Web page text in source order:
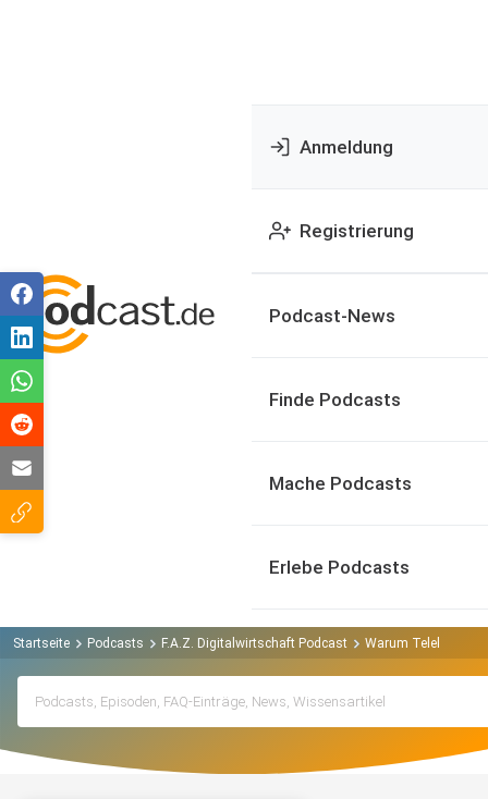
Anmeldung
Registrierung
Podcast-News
Finde Podcasts
Mache Podcasts
Erlebe Podcasts
Startseite Podcasts F.A.Z. Digitalwirtschaft Podcast Warum Telekom-